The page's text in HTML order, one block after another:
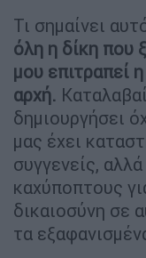
Τι σημαίνει
όλη η δίκη που
μου επιτραπεί
αρχή.
δημιουργήσει
μας έχει
συγγενείς,
καχύποπτους
δικαιοσύνη σε
τα